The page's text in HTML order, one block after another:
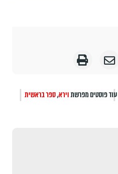
עוד פוסטים מפרשתוירא,ספר בראשית